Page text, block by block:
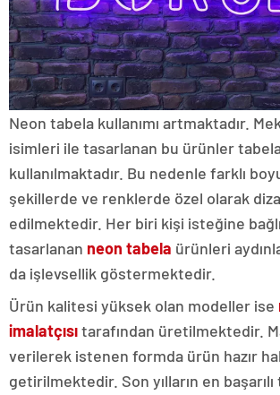
Neon tabela kullanımı artmaktadır.
isimleri ile tasarlanan bu ürünler
kullanılmaktadır. Bu nedenle farklı
şekillerde ve renklerde özel olarak
edilmektedir. Her biri kişi isteğine
tasarlanan neon tabela ürünleri
da işlevsellik göstermektedir.
Ürün kalitesi yüksek olan modeller ise
imalatçısıtarafından üretilmektedir.
verilerek istenen formda ürün hazır
getirilmektedir. Son yılların en